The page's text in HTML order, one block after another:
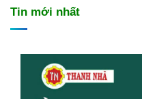
Tin mới nhất